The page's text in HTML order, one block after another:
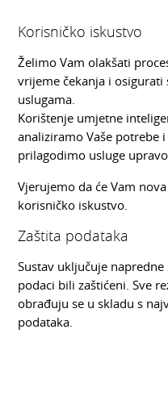
Korisničko iskustvo
Želimo Vam olakšati
vrijeme čekanja i
uslugama.
Korištenje umjetne
analiziramo Vaše potrebe
prilagodimo usluge
Vjerujemo da će Vam
korisničko iskustvo.
Zaštita podataka
Sustav uključuje
podaci bili zaštićeni. Sve
obrađuju se u skladu s
podataka.